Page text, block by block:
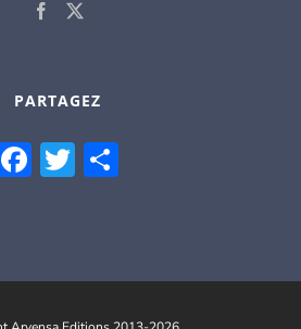
PARTAGEZ
Facebook
Twitter